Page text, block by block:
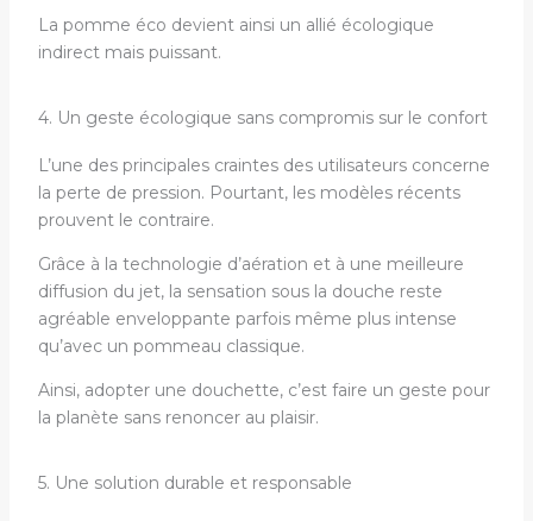
La pomme éco devient ainsi un allié écologique
indirect mais puissant.
4. Un geste écologique sans compromis sur le confort
L’une des principales craintes des utilisateurs concerne
la perte de pression. Pourtant, les modèles récents
prouvent le contraire.
Grâce à la technologie d’aération et à une meilleure
diffusion du jet, la sensation sous la douche reste
agréable enveloppante parfois même plus intense
qu’avec un pommeau classique.
Ainsi, adopter une douchette, c’est faire un geste pour
la planète sans renoncer au plaisir.
5. Une solution durable et responsable